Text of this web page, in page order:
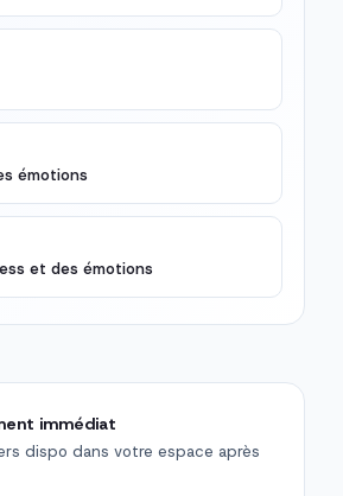
émotions
et des émotions
immédiat
dispo dans votre espace après